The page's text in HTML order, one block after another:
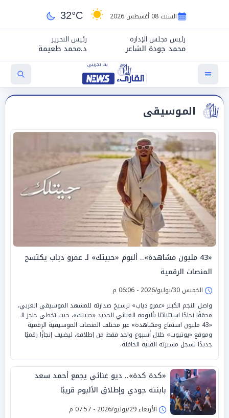
السبت 08 أغسطس 2026 32°C
رئيس مجلس الإدارة
محمد جودة الشاعر
رئيس التحرير
د.محمد طعيمة
الموسيقى
«43 مليون مشاهدة».. ألبوم «حبيتك» لـ عمرو دياب يكتسح
المنصات الرقمية
الخميس 30/يوليو/2026 - 06:06 م
واصل النجم الكبير «عمرو دياب» ترسيخ صدارته للمشهد الموسيقي العربي،
محققًا نجاحًا استثنائيًا بألبومه الغنائي الجديد «حبيتك»، حيث تخطى حاجز الـ
«43 مليون استماع ومشاهدة» عبر مختلف المنصات الموسيقية الرقمية
وموقع «يوتيوب» خلال أسبوع واحد فقط من إطلاقه، ليضيف إنجازًا رقميًا
جديدًا لسجل مسيرته الفنية الحافلة.
«كدة كدة».. ديو غنائي يجمع أحمد سعد
بابنته جودي وإطلاق الألبوم قريبًا
الأربعاء 29/يوليو/2026 - 07:57 م